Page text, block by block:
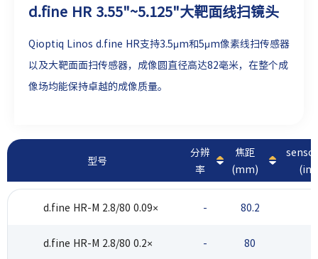
d.fine HR 3.55"~5.125"大靶面线扫镜头
Qioptiq Linos d.fine HR支持3.5μm和5μm像素线扫传感器
以及大靶面面扫传感器，成像圆直径高达82毫米，在整个成
像场均能保持卓越的成像质量。
型号
分辨
率
焦距
(mm)
d.fine HR-M 2.8/80 0.09× - 80.2
d.fine HR-M 2.8/80 0.2× - 80